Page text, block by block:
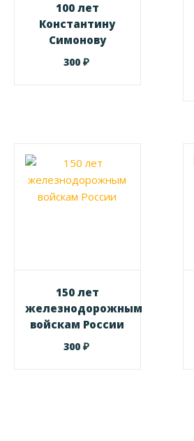
100 лет
Константину
Симонову
300 ₽
150 лет
железнодорожным
войскам России
300 ₽